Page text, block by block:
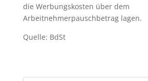
die Werbungskosten über dem
Arbeitnehmerpauschbetrag lagen.
Quelle: BdSt